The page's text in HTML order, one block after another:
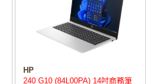
HP
240 G10 (84L00PA) 14吋商務筆